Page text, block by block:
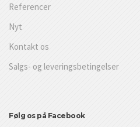
Referencer
Nyt
Kontakt os
Salgs- og leveringsbetingelser
Følg os på Facebook